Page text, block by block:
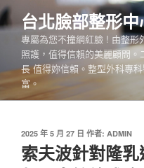
跳
至
內
台北臉部整形
專屬為您不撞網紅臉 ! 由整形
照護，值得信賴的美麗顧問
長 值得妳信賴。整型外科專
富。
發
佈
於
2025 年 5 月 27 日 作者: ADMIN
索夫波針對隆